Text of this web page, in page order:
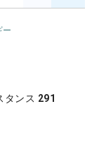
ー
タンス 291